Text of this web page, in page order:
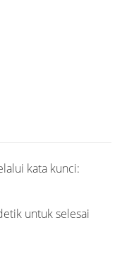
kata kunci:
untuk selesai